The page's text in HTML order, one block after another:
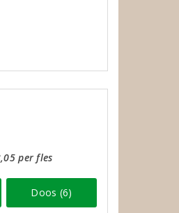
per fles
Doos (6)